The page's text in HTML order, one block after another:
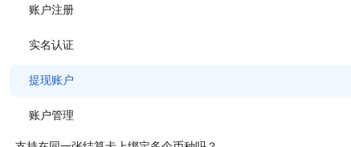
账户注册
实名认证
提现账户
账户管理